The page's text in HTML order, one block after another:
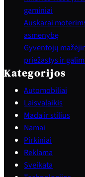
gaminiai
Auskarai
asmenybę
Gyventojų
priežastys ir
Kategorijos
Automobiliai
Laisvalaikis
Mada ir stilius
Namai
Pirkiniai
Reklama
Sveikata